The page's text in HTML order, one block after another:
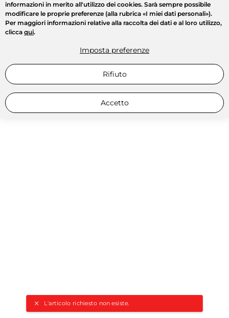
L'articolo richiesto non esiste.
informazioni in merito all'utilizzo dei cookies. Sarà sempre possibile
modificare le proprie preferenze (alla rubrica «I miei dati personali»).
Per maggiori informazioni relative alla raccolta dei dati e al loro utilizzo,
clicca qui.
Imposta preferenze
Rifiuto
Accetto